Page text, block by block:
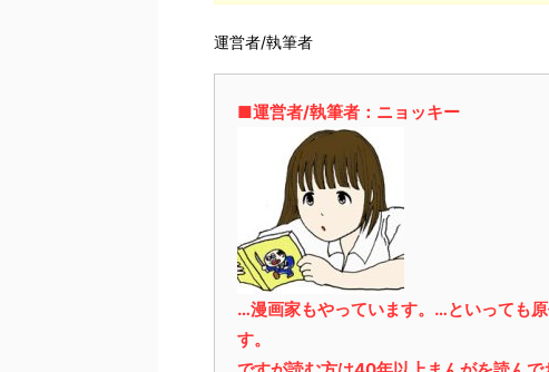
運営者/執筆者
■運営者/執筆者：ニョッキー
…漫画家もやっています。…といっても
す。